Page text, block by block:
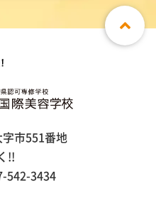
市551番地
!!
542-3434